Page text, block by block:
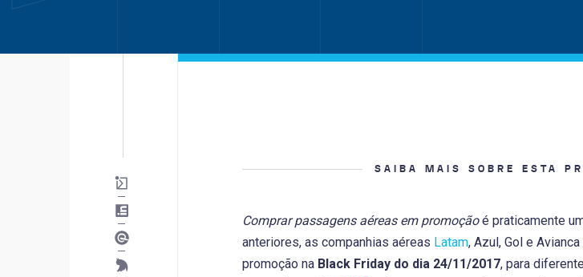
SAIBA MAIS SOBRE ESTA
Comprar passagens aéreas em promoçãoé praticamente
anteriores, as companhias aéreas Latam, Azul, Gol e
promoção na Black Friday do dia 24/11/2017, para